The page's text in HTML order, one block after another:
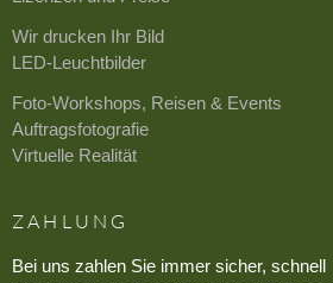
Wir drucken Ihr Bild
LED-Leuchtbilder
Foto-Workshops, Reisen & Events
Auftragsfotografie
Virtuelle Realität
ZAHLUNG
Bei uns zahlen Sie immer sicher, schnell